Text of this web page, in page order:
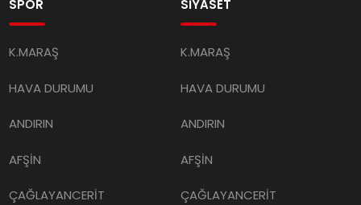
SPOR
K.MARAŞ
HAVA DURUMU
ANDIRIN
AFŞİN
ÇAĞLAYANCERİT
SİYASET
K.MARAŞ
HAVA DURUMU
ANDIRIN
AFŞİN
ÇAĞLAYANCERİT